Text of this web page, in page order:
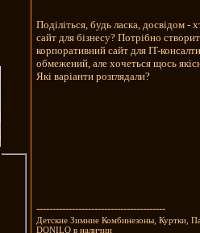
Поділіться, будь ласка, досвідом -
сайт для бізнесу? Потрібно
корпоративний сайт для IT-
обмежений, але хочеться щось
Які варіанти розглядали?
----------------------------------------
Детские Зимние Комбинезоны, Куртки,
DONILO в наличии